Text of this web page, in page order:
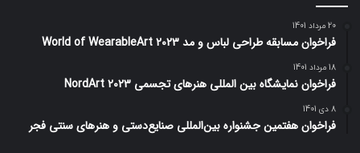
20 مرداد 1401
فراخوان مسابقه طراحی لباس و مد World of WearableArt 2023
18 مرداد 1401
فراخوان نمایشگاه بین المللی هنرهای تجسمی NordArt 2023
8 دی 1401
فراخوان هفتمین جشنواره بین‌المللی صنایع‌دستی و هنرهای سنتی فجر